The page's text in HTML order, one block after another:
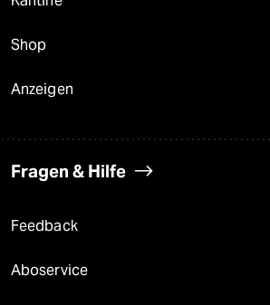
Shop
Anzeigen
Fragen & Hilfe
Feedback
Aboservice